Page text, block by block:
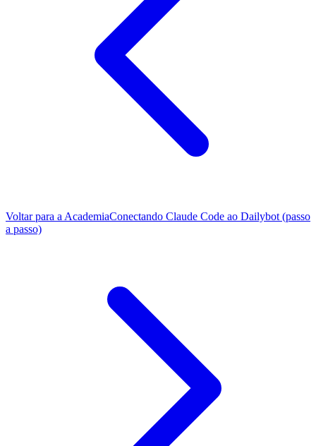
Voltar para a AcademiaConectando Claude Code ao Dailybot (passo
a passo)